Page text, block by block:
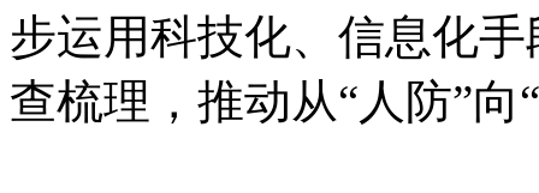
步运用科技化、信息化
查梳理，推动从“人防”向